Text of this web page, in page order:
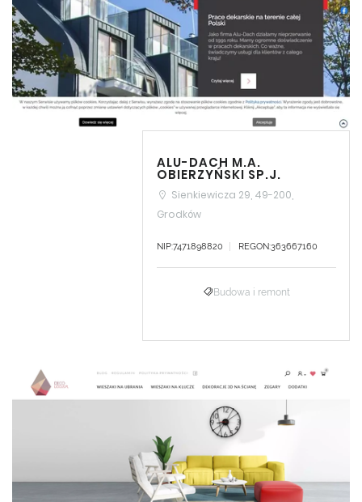
ALU-DACH M.A.
OBIERZYŃSKI SP.J.
Sienkiewicza 29, 49-200,
Grodków
NIP:7471898820 REGON:363667160
Budowa i remont